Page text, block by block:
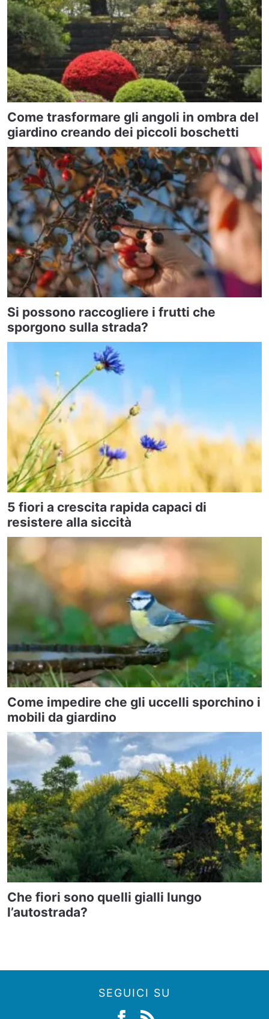
Come trasformare gli angoli in ombra del
giardino creando dei piccoli boschetti
Si possono raccogliere i frutti che
sporgono sulla strada?
5 fiori a crescita rapida capaci di
resistere alla siccità
Come impedire che gli uccelli sporchino i
mobili da giardino
Che fiori sono quelli gialli lungo
l’autostrada?
SEGUICI SU